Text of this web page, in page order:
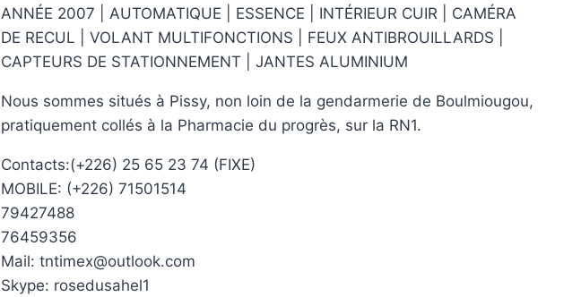
ANNÉE 2007 | AUTOMATIQUE | ESSENCE | INTÉRIEUR CUIR | CAMÉRA
DE RECUL | VOLANT MULTIFONCTIONS | FEUX ANTIBROUILLARDS |
CAPTEURS DE STATIONNEMENT | JANTES ALUMINIUM
Nous sommes situés à Pissy, non loin de la gendarmerie de Boulmiougou,
pratiquement collés à la Pharmacie du progrès, sur la RN1.
Contacts:(+226) 25 65 23 74 (FIXE)
MOBILE: (+226) 71501514
79427488
76459356
Mail: tntimex@outlook.com
Skype: rosedusahel1